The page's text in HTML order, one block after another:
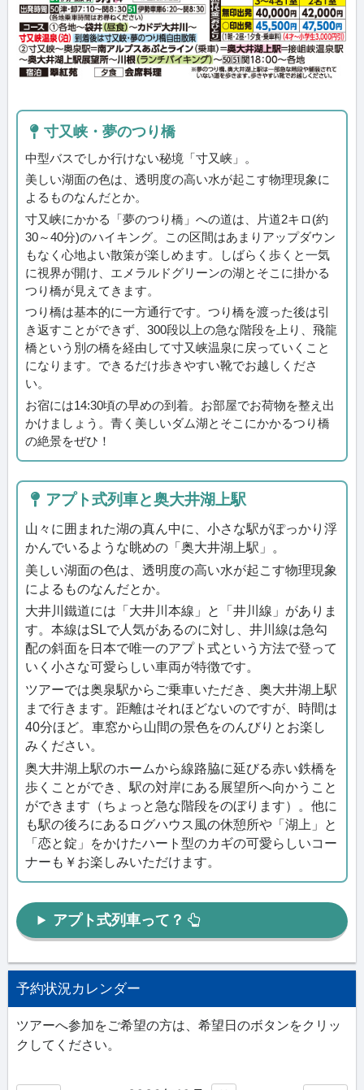
寸又峡・夢のつり橋
中型バスでしか行けない秘境「寸又峡」。
美しい湖面の色は、透明度の高い水が起こす物理現象に
よるものなんだとか。
寸又峡にかかる「夢のつり橋」への道は、片道2キロ(約
30～40分)のハイキング。この区間はあまりアップダウン
もなく心地よい散策が楽しめます。しばらく歩くと一気
に視界が開け、エメラルドグリーンの湖とそこに掛かる
つり橋が見えてきます。
つり橋は基本的に一方通行です。つり橋を渡った後は引
き返すことができず、300段以上の急な階段を上り、飛龍
橋という別の橋を経由して寸又峡温泉に戻っていくこと
になります。できるだけ歩きやすい靴でお越しくださ
い。
お宿には14:30頃の早めの到着。お部屋でお荷物を整え出
かけましょう。青く美しいダム湖とそこにかかるつり橋
の絶景をぜひ！
アプト式列車と奥大井湖上駅
山々に囲まれた湖の真ん中に、小さな駅がぽっかり浮
かんでいるような眺めの「奥大井湖上駅」。
美しい湖面の色は、透明度の高い水が起こす物理現象
によるものなんだとか。
大井川鐵道には「大井川本線」と「井川線」がありま
す。本線はSLで人気があるのに対し、井川線は急勾
配の斜面を日本で唯一のアプト式という方法で登って
いく小さな可愛らしい車両が特徴です。
ツアーでは奥泉駅からご乗車いただき、奥大井湖上駅
まで行きます。距離はそれほどないのですが、時間は
40分ほど。車窓から山間の景色をのんびりとお楽し
みください。
奥大井湖上駅のホームから線路脇に延びる赤い鉄橋を
歩くことができ、駅の対岸にある展望所へ向かうこと
ができます（ちょっと急な階段をのぼります）。他に
も駅の後ろにあるログハウス風の休憩所や「湖上」と
「恋と錠」をかけたハート型のカギの可愛らしいコー
ナーも￥お楽しみいただけます。
アプト式列車って？
予約状況カレンダー
ツアーへ参加をご希望の方は、希望日のボタンをクリッ
クしてください。